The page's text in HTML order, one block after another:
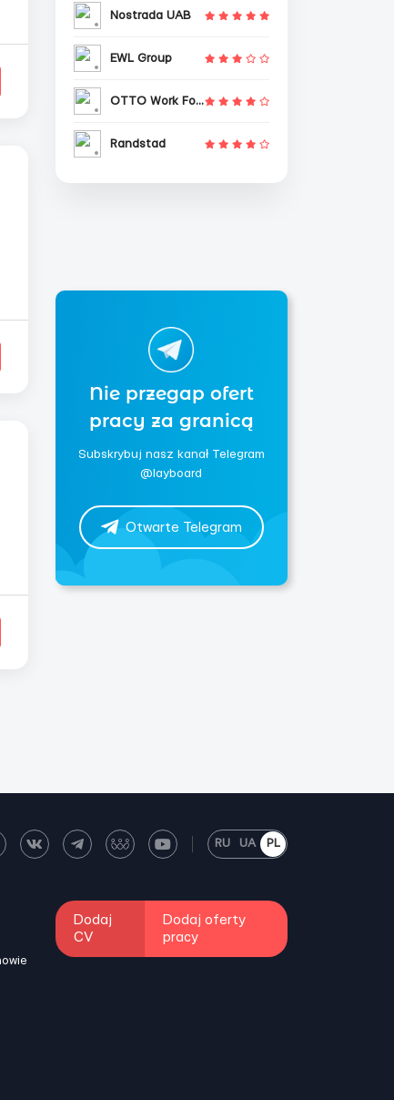
Nostrada UAB
EWL Group
OTTO Work Force
Randstad
Nie przegap ofert
pracy za granicą
Subskrybuj nasz kanał Telegram
@layboard
Otwarte Telegram
RU UA PL
Dodaj
CV
Dodaj oferty
pracy